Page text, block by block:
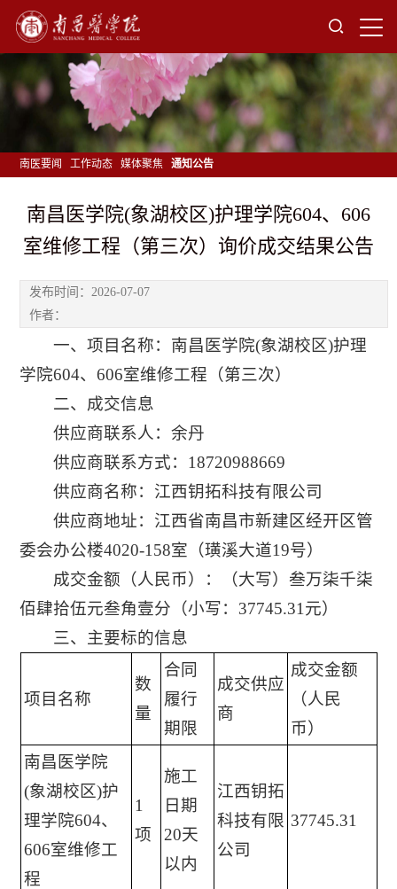
南医要闻 工作动态 媒体聚焦 通知公告
南昌医学院(象湖校区)护理学院604、606
室维修工程（第三次）询价成交结果公告
发布时间：2026-07-07
作者：
一、项目名称：南昌医学院(象湖校区)护理
学院604、606室维修工程（第三次）
二、成交信息
供应商联系人：余丹
供应商联系方式：18720988669
供应商名称：江西钥拓科技有限公司
供应商地址：江西省南昌市新建区经开区管
委会办公楼4020-158室（璜溪大道19号）
成交金额（人民币）：（大写）叁万柒千柒
佰肆拾伍元叁角壹分（小写： 37745.31 元）
三、主要标的信息
项目名称
数
量
合同
履行
期限
成交供应
商
成交金额
（人民
币）
南昌医学院
(象湖校区)护
理学院604、
606室维修工
程
1
项
施工
日期
20天
以内
江西钥拓
科技有限
公司
37745.31